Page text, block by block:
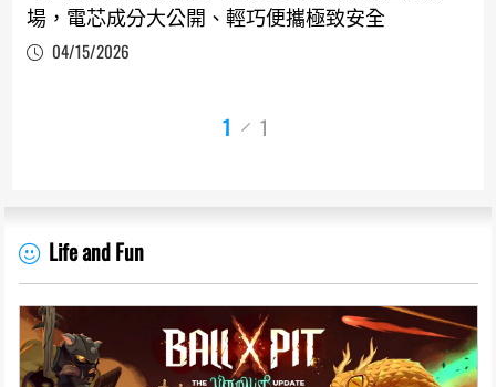
場，電芯成分大公開、輕巧便攜極致安全
04/15/2026
1 1
Life and Fun